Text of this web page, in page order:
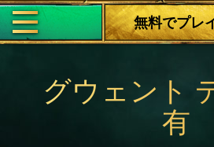
無料でプレ
グウェント
有